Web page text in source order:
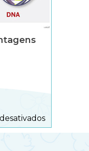
em
Biópsia